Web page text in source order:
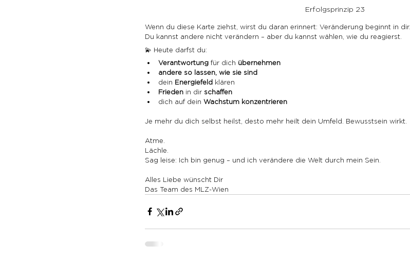
Erfolgsprinzip 23
Wenn du diese Karte ziehst, wirst du daran erinnert: Veränderung beginnt in dir.
Du kannst andere nicht verändern – aber du kannst wählen, wie du reagierst.
💫 Heute darfst du:
Verantwortung für dich übernehmen
andere so lassen, wie sie sind
dein Energiefeld klären
Frieden in dir schaffen
dich auf dein Wachstum konzentrieren
Je mehr du dich selbst heilst, desto mehr heilt dein Umfeld. Bewusstsein wirkt.
Atme.
Lächle.
Sag leise: Ich bin genug – und ich verändere die Welt durch mein Sein.
Alles Liebe wünscht Dir
Das Team des MLZ-Wien